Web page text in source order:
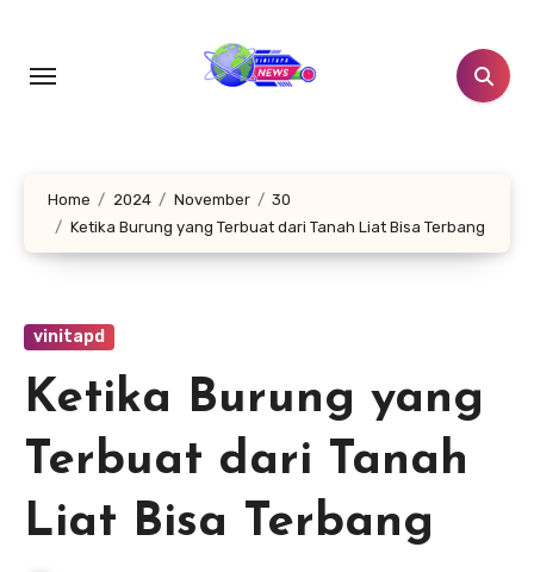
konten
Home 2024 November
30
Ketika Burung yang Terbuat dari Tanah Liat Bisa Terbang
vinitapd
Ketika Burung yang
Terbuat dari Tanah
Liat Bisa Terbang